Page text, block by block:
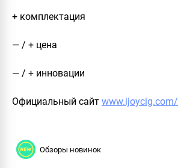
+ комплектация
— / + цена
— / + инновации
Официальный сайт www.ijoycig.com/
Обзоры новинок